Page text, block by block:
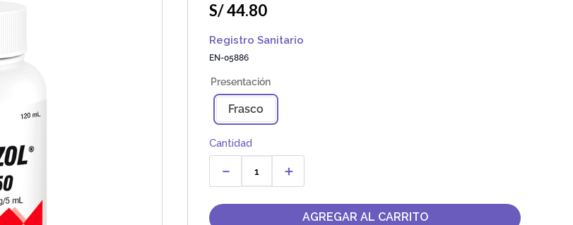
S/44.80
Registro Sanitario
EN-05886
Frasco
Cantidad
＋
－
AGREGAR AL CARRITO